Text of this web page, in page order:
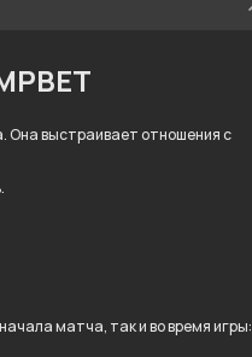
Она выстраивает отношения с
матча, так и во время игры: